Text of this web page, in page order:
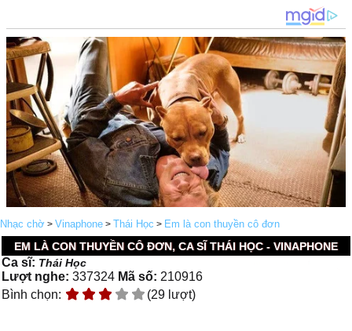
Nhạc chờ > Vinaphone > Thái Học > Em là con thuyền cô đơn
EM LÀ CON THUYỀN CÔ ĐƠN, CA SĨ THÁI HỌC - VINAPHONE
Ca sĩ: Thái Học
Lượt nghe: 337324 Mã số: 210916
Bình chọn:
(29 lượt)